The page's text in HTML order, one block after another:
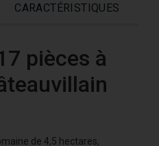
CARACTÉRISTIQUES
pièces à
de 4,5 hectares,